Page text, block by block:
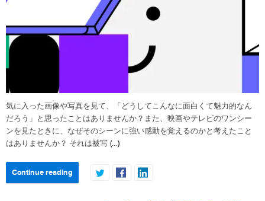
気に入った画像や写真を見て、「どうしてこんなに面白くて魅力的なん
だろう」と思ったことはありませんか？また、映画やテレビのワンシー
ンを見たときに、なぜそのシーンに強い感動を覚えるのかと考えたこと
はありませんか？ それは被写 (…)
Continue reading